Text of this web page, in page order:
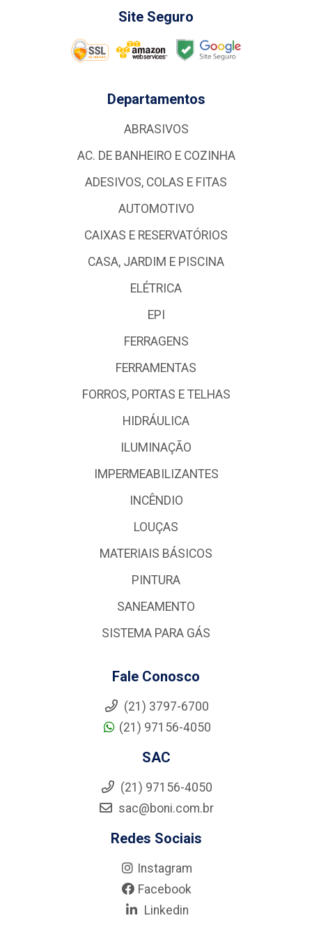
Site Seguro
Departamentos
ABRASIVOS
AC. DE BANHEIRO E COZINHA
ADESIVOS, COLAS E FITAS
AUTOMOTIVO
CAIXAS E RESERVATÓRIOS
CASA, JARDIM E PISCINA
ELÉTRICA
EPI
FERRAGENS
FERRAMENTAS
FORROS, PORTAS E TELHAS
HIDRÁULICA
ILUMINAÇÃO
IMPERMEABILIZANTES
INCÊNDIO
LOUÇAS
MATERIAIS BÁSICOS
PINTURA
SANEAMENTO
SISTEMA PARA GÁS
Fale Conosco
(21) 3797-6700
(21) 97156-4050
SAC
(21) 97156-4050
sac@boni.com.br
Redes Sociais
Instagram
Facebook
Linkedin